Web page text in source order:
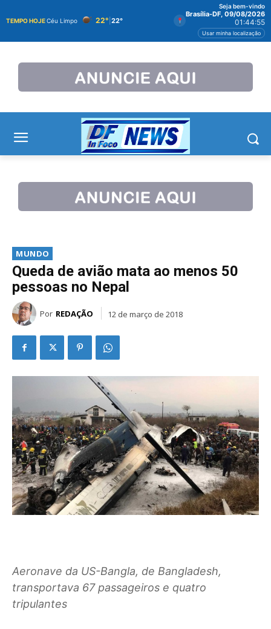
TEMPO HOJECéu Limpo 22° 22°
Seja bem-vindo
Brasília-DF, 09/08/2026
01:44:55
Usar minha localização
MUNDO
Queda de avião mata ao menos 50
pessoas no Nepal
Por REDAÇÃO 12 de março de 2018
Aeronave da US-Bangla, de Bangladesh,
transportava 67 passageiros e quatro
tripulantes